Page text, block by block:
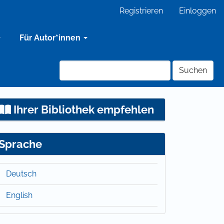
Registrieren Einloggen
Für Autor*innen
Suchen
Ihrer Bibliothek empfehlen
Deutsch
English